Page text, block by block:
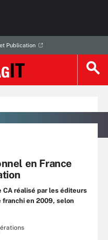
Publication
en France
CA réalisé par les éditeurs
franchi en 2009, selon